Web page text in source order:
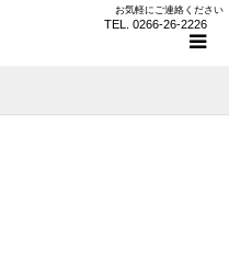
お気軽にご連絡ください
TEL. 0266-26-2226